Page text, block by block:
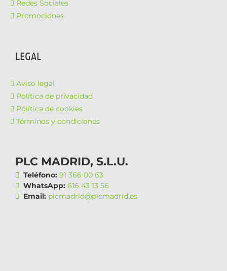
Redes Sociales
Promociones
LEGAL
Aviso legal
Política de privacidad
Política de cookies
Términos y condiciones
PLC MADRID, S.L.U.
Teléfono: 91 366 00 63
WhatsApp: 616 43 13 56
Email: plcmadrid@plcmadrid.es